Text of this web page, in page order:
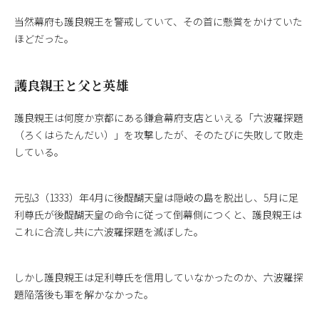
当然幕府も護良親王を警戒していて、その首に懸賞をかけていた
ほどだった。
護良親王と父と英雄
護良親王は何度か京都にある鎌倉幕府支店といえる「六波羅探題
（ろくはらたんだい）」を攻撃したが、そのたびに失敗して敗走
している。
元弘3（1333）年4月に後醍醐天皇は隠岐の島を脱出し、5月に足
利尊氏が後醍醐天皇の命令に従って倒幕側につくと、護良親王は
これに合流し共に六波羅探題を滅ぼした。
しかし護良親王は足利尊氏を信用していなかったのか、六波羅探
題陥落後も軍を解かなかった。